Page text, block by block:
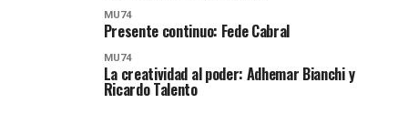
MU74
Presente continuo: Fede Cabral
MU74
La creatividad al poder: Adhemar Bianchi y
Ricardo Talento